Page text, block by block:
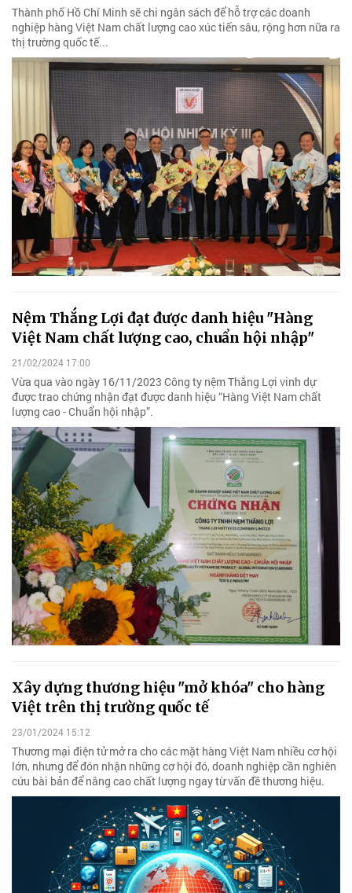
Thành phố Hồ Chí Minh sẽ chi ngân sách để hỗ trợ các doanh
nghiệp hàng Việt Nam chất lượng cao xúc tiến sâu, rộng hơn nữa ra
thị trường quốc tế...
Nệm Thắng Lợi đạt được danh hiệu "Hàng
Việt Nam chất lượng cao, chuẩn hội nhập"
21/02/2024 17:00
Vừa qua vào ngày 16/11/2023 Công ty nệm Thắng Lợi vinh dự
được trao chứng nhận đạt được danh hiệu “Hàng Việt Nam chất
lượng cao - Chuẩn hội nhập”.
Xây dựng thương hiệu "mở khóa" cho hàng
Việt trên thị trường quốc tế
23/01/2024 15:12
Thương mại điện tử mở ra cho các mặt hàng Việt Nam nhiều cơ hội
lớn, nhưng để đón nhận những cơ hội đó, doanh nghiệp cần nghiên
cứu bài bản để nâng cao chất lượng ngay từ vấn đề thương hiệu.